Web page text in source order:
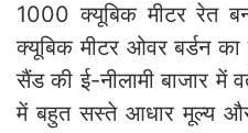
1000 क्यूबिक मीटर रेत
क्यूबिक मीटर ओवर बर्डन का
सैंड की ई-नीलामी बाजार में
में बहुत सस्ते आधार मूल्य और